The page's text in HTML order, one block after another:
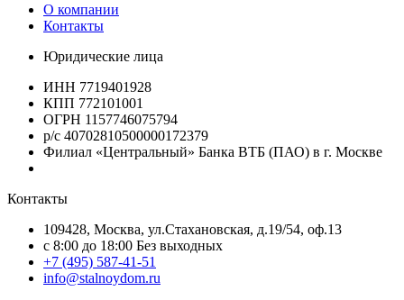
О компании
Контакты
Юридические лица
ИНН 7719401928
КПП 772101001
ОГРН 1157746075794
р/с 40702810500000172379
Филиал «Центральный» Банка ВТБ (ПАО) в г. Москве
Контакты
109428, Москва, ул.Стахановская, д.19/54, оф.13
c 8:00 до 18:00 Без выходных
+7 (495) 587-41-51
info@stalnoydom.ru